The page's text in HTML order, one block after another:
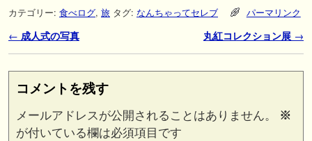
カテゴリー: 食べログ, 旅 タグ: なんちゃってセレブ パーマリンク
投稿ナビゲーション
← 成人式の写真 丸紅コレクション展 →
コメントを残す
メールアドレスが公開されることはありません。
※
が付いている欄は必須項目です